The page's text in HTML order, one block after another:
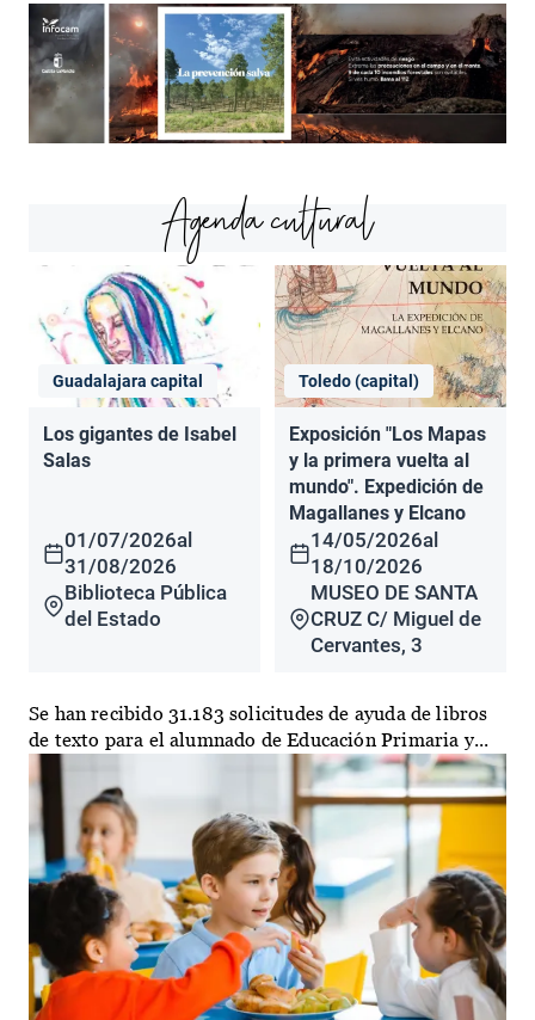
Agenda cultural
Guadalajara capital
Los gigantes de Isabel
Salas
01/07/2026al
31/08/2026
Biblioteca Pública
del Estado
Toledo (capital)
Exposición "Los Mapas
y la primera vuelta al
mundo". Expedición de
Magallanes y Elcano
14/05/2026al
18/10/2026
MUSEO DE SANTA
CRUZ C/ Miguel de
Cervantes, 3
Se han recibido 31.183 solicitudes de ayuda de libros
de texto para el alumnado de Educación Primaria y...